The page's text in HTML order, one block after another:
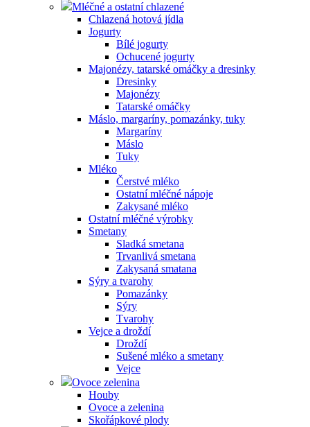
Mléčné a ostatní chlazené
Chlazená hotová jídla
Jogurty
Bílé jogurty
Ochucené jogurty
Majonézy, tatarské omáčky a dresinky
Dresinky
Majonézy
Tatarské omáčky
Máslo, margaríny, pomazánky, tuky
Margaríny
Máslo
Tuky
Mléko
Čerstvé mléko
Ostatní mléčné nápoje
Zakysané mléko
Ostatní mléčné výrobky
Smetany
Sladká smetana
Trvanlivá smetana
Zakysaná smatana
Sýry a tvarohy
Pomazánky
Sýry
Tvarohy
Vejce a droždí
Droždí
Sušené mléko a smetany
Vejce
Ovoce zelenina
Houby
Ovoce a zelenina
Skořápkové plody